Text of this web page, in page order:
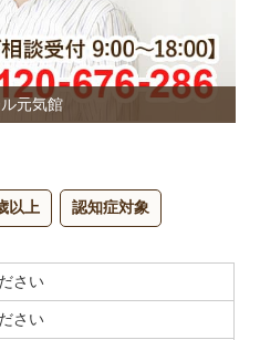
元気館
以上 認知症対象
さい
さい